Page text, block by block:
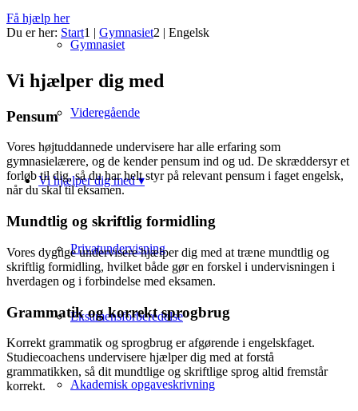
Gymnasiet
Videregående
Vi hjælper dig med ▾
Privatundervisning
Eksamensforberedelse
Akademisk opgaveskrivning
Få hjælp her
Du er her: Start1 | Gymnasiet2 | Engelsk
Vi hjælper dig med
Pensum
Vores højtuddannede undervisere har alle erfaring som
gymnasielærere, og de kender pensum ind og ud. De skræddersyr et
forløb til dig, så du har helt styr på relevant pensum i faget engelsk,
når du skal til eksamen.
Mundtlig og skriftlig formidling
Vores dygtige undervisere hjælper dig med at træne mundtlig og
skriftlig formidling, hvilket både gør en forskel i undervisningen i
hverdagen og i forbindelse med eksamen.
Grammatik og korrekt sprogbrug
Korrekt grammatik og sprogbrug er afgørende i engelskfaget.
Studiecoachens undervisere hjælper dig med at forstå
grammatikken, så dit mundtlige og skriftlige sprog altid fremstår
korrekt.